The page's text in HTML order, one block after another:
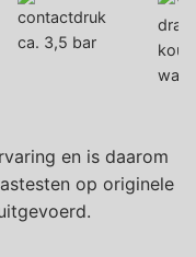
ca. 3,5 bar
en is daarom
op originele